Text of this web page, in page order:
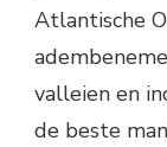
Atlantische
valleien en
de beste